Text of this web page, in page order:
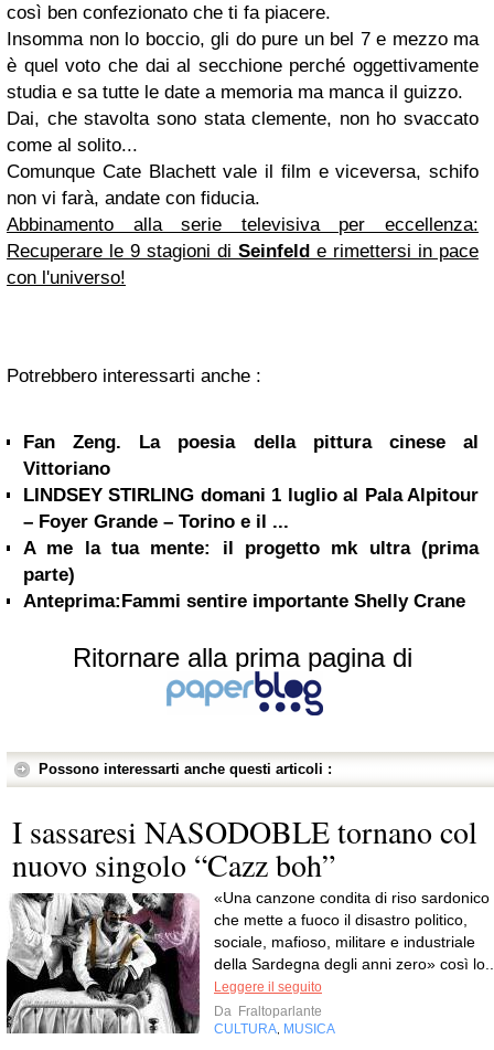
così ben confezionato che ti fa piacere.
Insomma non lo boccio, gli do pure un bel 7 e mezzo ma
è quel voto che dai al secchione perché oggettivamente
studia e sa tutte le date a memoria ma manca il guizzo.
Dai, che stavolta sono stata clemente, non ho svaccato
come al solito...
Comunque Cate Blachett vale il film e viceversa, schifo
non vi farà, andate con fiducia.
Abbinamento alla serie televisiva per eccellenza:
Recuperare le 9 stagioni di Seinfeld e rimettersi in pace
con l'universo!
Potrebbero interessarti anche :
Fan Zeng. La poesia della pittura cinese al
Vittoriano
LINDSEY STIRLING domani 1 luglio al Pala Alpitour
– Foyer Grande – Torino e il ...
A me la tua mente: il progetto mk ultra (prima
parte)
Anteprima:Fammi sentire importante Shelly Crane
Ritornare alla prima pagina di
Possono interessarti anche questi articoli :
I sassaresi NASODOBLE tornano col
nuovo singolo “Cazz boh”
«Una canzone condita di riso sardonico
che mette a fuoco il disastro politico,
sociale, mafioso, militare e industriale
della Sardegna degli anni zero» così
Leggere il seguito
Da Fraltoparlante
CULTURA MUSICA